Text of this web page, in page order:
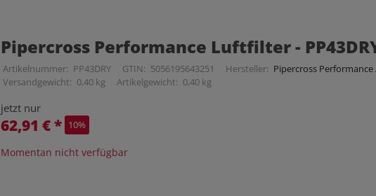
Pipercross Performance Luftfilter -
Artikelnummer: PP43DRY GTIN: 5056195643251 Hersteller: Pipercross
Versandgewicht: 0,40 kg Artikelgewicht: 0,40 kg
jetzt nur
62,91 €* 10%
Momentan nicht verfügbar